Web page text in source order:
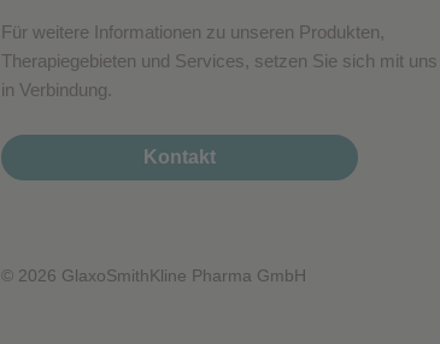
Für weitere Informationen zu unseren Produkten,
Therapiegebieten und Services, setzen Sie sich mit uns
in Verbindung.
Kontakt
© 2026 GlaxoSmithKline Pharma GmbH